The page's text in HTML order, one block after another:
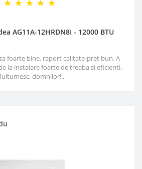
AG11A-12HRDN8I - 12000 BTU
foarte bine, raport calitate-pret bun. A
la instalare foarte de treaba si eficienti.
domnilor!..